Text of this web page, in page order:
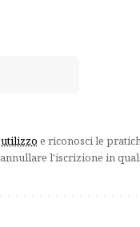
e riconosci le
l'iscrizione in